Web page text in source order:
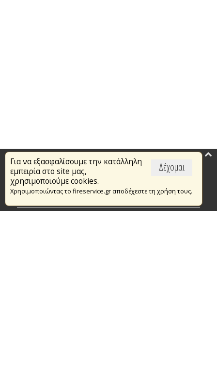
Δέχομαι
Για να εξασφαλίσουμε την κατάλληλη
εμπειρία στο site μας,
χρησιμοποιούμε cookies.
Χρησιμοποιώντας το fireservice.gr αποδέχεστε τη χρήση τους.
Επικαιρότητα
Το Πυροσβεστικό Σώμα